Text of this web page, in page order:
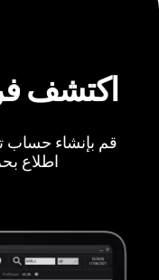
اكتشف
قم بإنشاء حساب
اطلاع